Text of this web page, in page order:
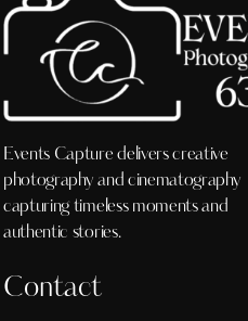
Events Capture delivers creative
photography and cinematography
capturing timeless moments and
authentic stories.
Contact